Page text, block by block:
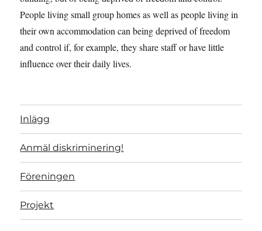
People living small group homes as well as people living in
their own accommodation can being deprived of freedom
and control if, for example, they share staff or have little
influence over their daily lives.
Inlägg
Anmäl diskriminering!
Föreningen
Projekt